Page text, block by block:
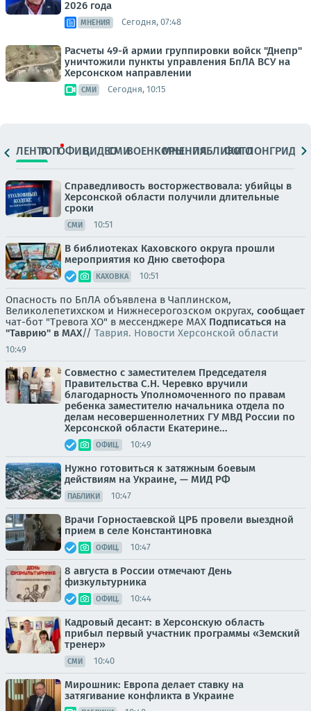
2026 года
МНЕНИЯ Сегодня, 07:48
Расчеты 49-й армии группировки войск "Днепр"
уничтожили пункты управления БпЛА ВСУ на
Херсонском направлении
СМИ Сегодня, 10:15
ЛЕНТАТОПОФИЦ.ВИДЕОСМИВОЕНКОРЫМНЕНИЯПАБЛИКИ
ФОТОЛОНГРИДЫ
Справедливость восторжествовала: убийцы в
Херсонской области получили длительные
сроки
СМИ 10:51
В библиотеках Каховского округа прошли
мероприятия ко Дню светофора
КАХОВКА 10:51
Опасность по БпЛА объявлена в Чаплинском,
Великолепетихском и Нижнесерогозском округах, сообщает
чат-бот "Тревога ХО" в мессенджере MAX Подписаться на
"Таврию" в MAX// Таврия. Новости Херсонской области
10:49
Совместно с заместителем Председателя
Правительства С.Н. Черевко вручили
благодарность Уполномоченного по правам
ребенка заместителю начальника отдела по
делам несовершеннолетних ГУ МВД России по
Херсонской области Екатерине...
ОФИЦ. 10:49
Нужно готовиться к затяжным боевым
действиям на Украине, — МИД РФ
ПАБЛИКИ 10:47
Врачи Горностаевской ЦРБ провели выездной
прием в селе Константиновка
ОФИЦ. 10:47
8 августа в России отмечают День
физкультурника
ОФИЦ. 10:44
Кадровый десант: в Херсонскую область
прибыл первый участник программы «Земский
тренер»
СМИ 10:40
Мирошник: Европа делает ставку на
затягивание конфликта в Украине